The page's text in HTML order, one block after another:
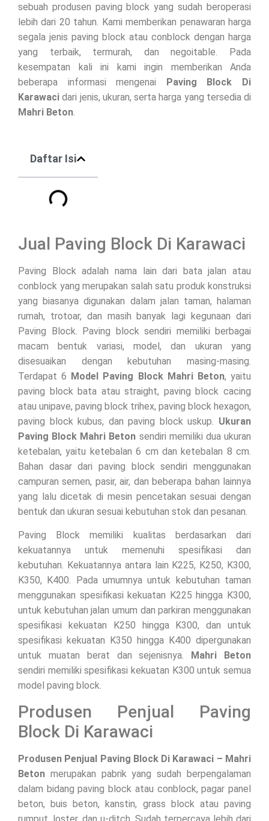
sebuah produsen paving block yang sudah beroperasi
lebih dari 20 tahun. Kami memberikan penawaran harga
segala jenis paving block atau conblock dengan harga
yang terbaik, termurah, dan negoitable. Pada
kesempatan kali ini kami ingin memberikan Anda
beberapa informasi mengenai Paving Block Di
Karawaci dari jenis, ukuran, serta harga yang tersedia di
Mahri Beton.
Daftar Isi
Jual Paving Block Di Karawaci
Paving Block adalah nama lain dari bata jalan atau
conblock yang merupakan salah satu produk konstruksi
yang biasanya digunakan dalam jalan taman, halaman
rumah, trotoar, dan masih banyak lagi kegunaan dari
Paving Block. Paving block sendiri memiliki berbagai
macam bentuk variasi, model, dan ukuran yang
disesuaikan dengan kebutuhan masing-masing.
Terdapat 6 Model Paving Block Mahri Beton, yaitu
paving block bata atau straight, paving block cacing
atau unipave, paving block trihex, paving block hexagon,
paving block kubus, dan paving block uskup. Ukuran
Paving Block Mahri Beton sendiri memiliki dua ukuran
ketebalan, yaitu ketebalan 6 cm dan ketebalan 8 cm.
Bahan dasar dari paving block sendiri menggunakan
campuran semen, pasir, air, dan beberapa bahan lainnya
yang lalu dicetak di mesin pencetakan sesuai dengan
bentuk dan ukuran sesuai kebutuhan stok dan pesanan.
Paving Block memiliki kualitas berdasarkan dari
kekuatannya untuk memenuhi spesifikasi dan
kebutuhan. Kekuatannya antara lain K225, K250, K300,
K350, K400. Pada umumnya untuk kebutuhan taman
menggunakan spesifikasi kekuatan K225 hingga K300,
untuk kebutuhan jalan umum dan parkiran menggunakan
spesifikasi kekuatan K250 hingga K300, dan untuk
spesifikasi kekuatan K350 hingga K400 dipergunakan
untuk muatan berat dan sejenisnya. Mahri Beton
sendiri memiliki spesifikasi kekuatan K300 untuk semua
model paving block.
Produsen Penjual Paving
Block Di Karawaci
Produsen Penjual Paving Block Di Karawaci – Mahri
Beton merupakan pabrik yang sudah berpengalaman
dalam bidang paving block atau conblock, pagar panel
beton, buis beton, kanstin, grass block atau paving
rumput, loster, dan u-ditch. Sudah terpercaya lebih dari